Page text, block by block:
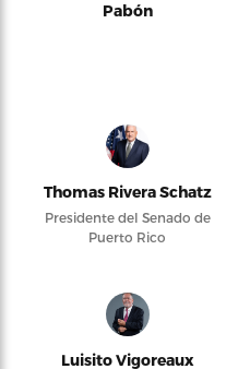
Pabón
Thomas Rivera Schatz
Presidente del Senado de
Puerto Rico
Luisito Vigoreaux